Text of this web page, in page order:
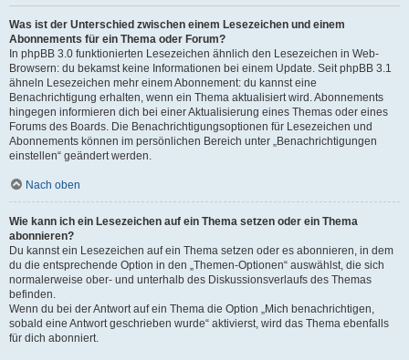
Was ist der Unterschied zwischen einem Lesezeichen und einem
Abonnements für ein Thema oder Forum?
In phpBB 3.0 funktionierten Lesezeichen ähnlich den Lesezeichen in Web-
Browsern: du bekamst keine Informationen bei einem Update. Seit phpBB 3.1
ähneln Lesezeichen mehr einem Abonnement: du kannst eine
Benachrichtigung erhalten, wenn ein Thema aktualisiert wird. Abonnements
hingegen informieren dich bei einer Aktualisierung eines Themas oder eines
Forums des Boards. Die Benachrichtigungsoptionen für Lesezeichen und
Abonnements können im persönlichen Bereich unter „Benachrichtigungen
einstellen“ geändert werden.
Nach oben
Wie kann ich ein Lesezeichen auf ein Thema setzen oder ein Thema
abonnieren?
Du kannst ein Lesezeichen auf ein Thema setzen oder es abonnieren, in dem
du die entsprechende Option in den „Themen-Optionen“ auswählst, die sich
normalerweise ober- und unterhalb des Diskussionsverlaufs des Themas
befinden.
Wenn du bei der Antwort auf ein Thema die Option „Mich benachrichtigen,
sobald eine Antwort geschrieben wurde“ aktivierst, wird das Thema ebenfalls
für dich abonniert.